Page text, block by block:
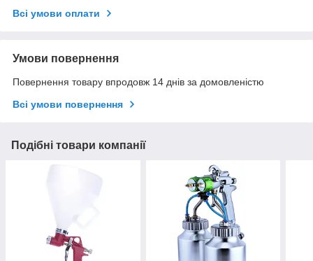
Всі умови оплати
Умови повернення
Повернення товару впродовж 14 днів за домовленістю
Всі умови повернення
Подібні товари компанії